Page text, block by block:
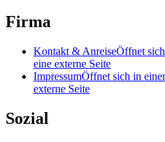
Firma
Kontakt & AnreiseÖffnet
eine externe Seite
ImpressumÖffnet sich in
externe Seite
Sozial